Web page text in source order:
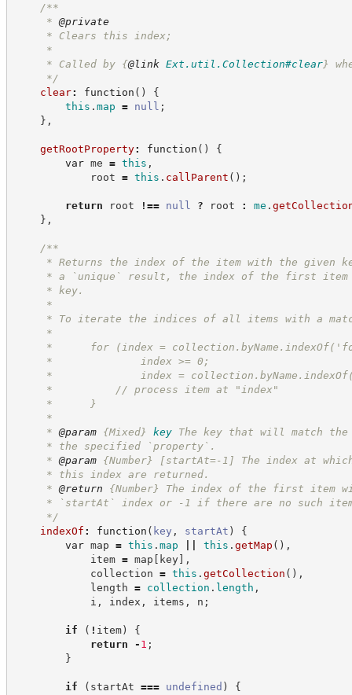
/**
* @private
* Clears this index;
*
* Called by {@link Ext.util.Collection#clear}
*/
clear: function ( )
{
this . map = null ;
} ,
getRootProperty: function ( )
{
var me = this ,
root = this . callParent ( ) ;
return root !== null ? root : me .
} ,
/**
* Returns the index of the item with the given
* a `unique` result, the index of the first item
* key.
*
* To iterate the indices of all items with a
*
*      for (index =
*              index >= 0;
*              index =
*          // process item at "index"
*      }
*
* @param {Mixed} key
The key that will match
* the specified `property`.
* @param {Number}
[startAt=-1] The index at
* this index are returned.
* @return {Number}
The index of the first item
* `startAt` index or -1 if there are no such
*/
indexOf : function ( key , startAt )
{
var map = this . map this . getMap ( ) ,
item = map [ key] ,
collection = this . getCollection ( ) ,
length = collection . length ,
i , index , items , n ;
if ( ! item)
{
return
- 1 ;
}
if ( startAt === undefined )
{